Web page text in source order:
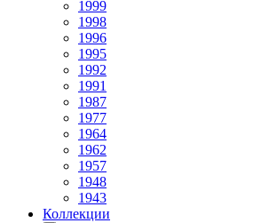
1999
1998
1996
1995
1992
1991
1987
1977
1964
1962
1957
1948
1943
Коллекции